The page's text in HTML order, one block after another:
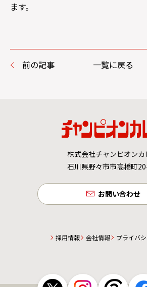
ます。
前の記事 一覧に戻る
株式会社チャンピオンカ
石川県野々市市高橋町
お問い合わせ
採用情報 会社情報 プライバ